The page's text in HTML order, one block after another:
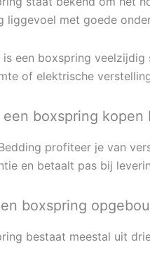
liggevoel met goede
is een boxspring
of elektrische
een boxspring kopen
profiteer je van
en betaalt pas bij
boxspring
bestaat meestal uit